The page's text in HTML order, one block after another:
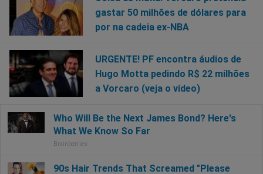
gastar 50 milhões de dólares para
por na cadeia ex-NBA
URGENTE! PF encontra áudios de
Hugo Motta pedindo R$ 22 milhões
a Vorcaro (veja o vídeo)